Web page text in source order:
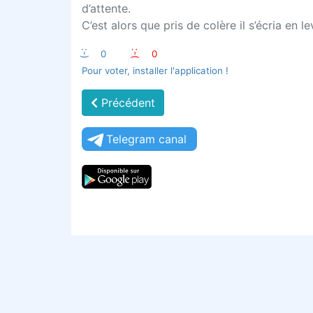
d’attente.
C’est alors que pris de colère il s’écria en
:-) 0 :-(
0
Pour voter, installer l'application !
Précédent
Telegram canal